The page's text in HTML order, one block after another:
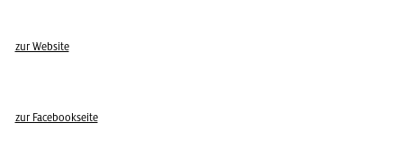
zur Web­site
zur Face­book­sei­te